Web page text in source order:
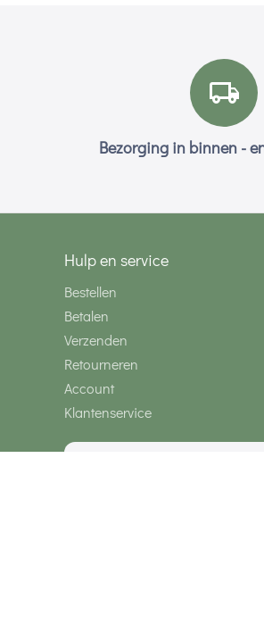
Bezorging in binnen -
Hulp en service
Bestellen
Betalen
Verzenden
Retourneren
Account
Klantenservice